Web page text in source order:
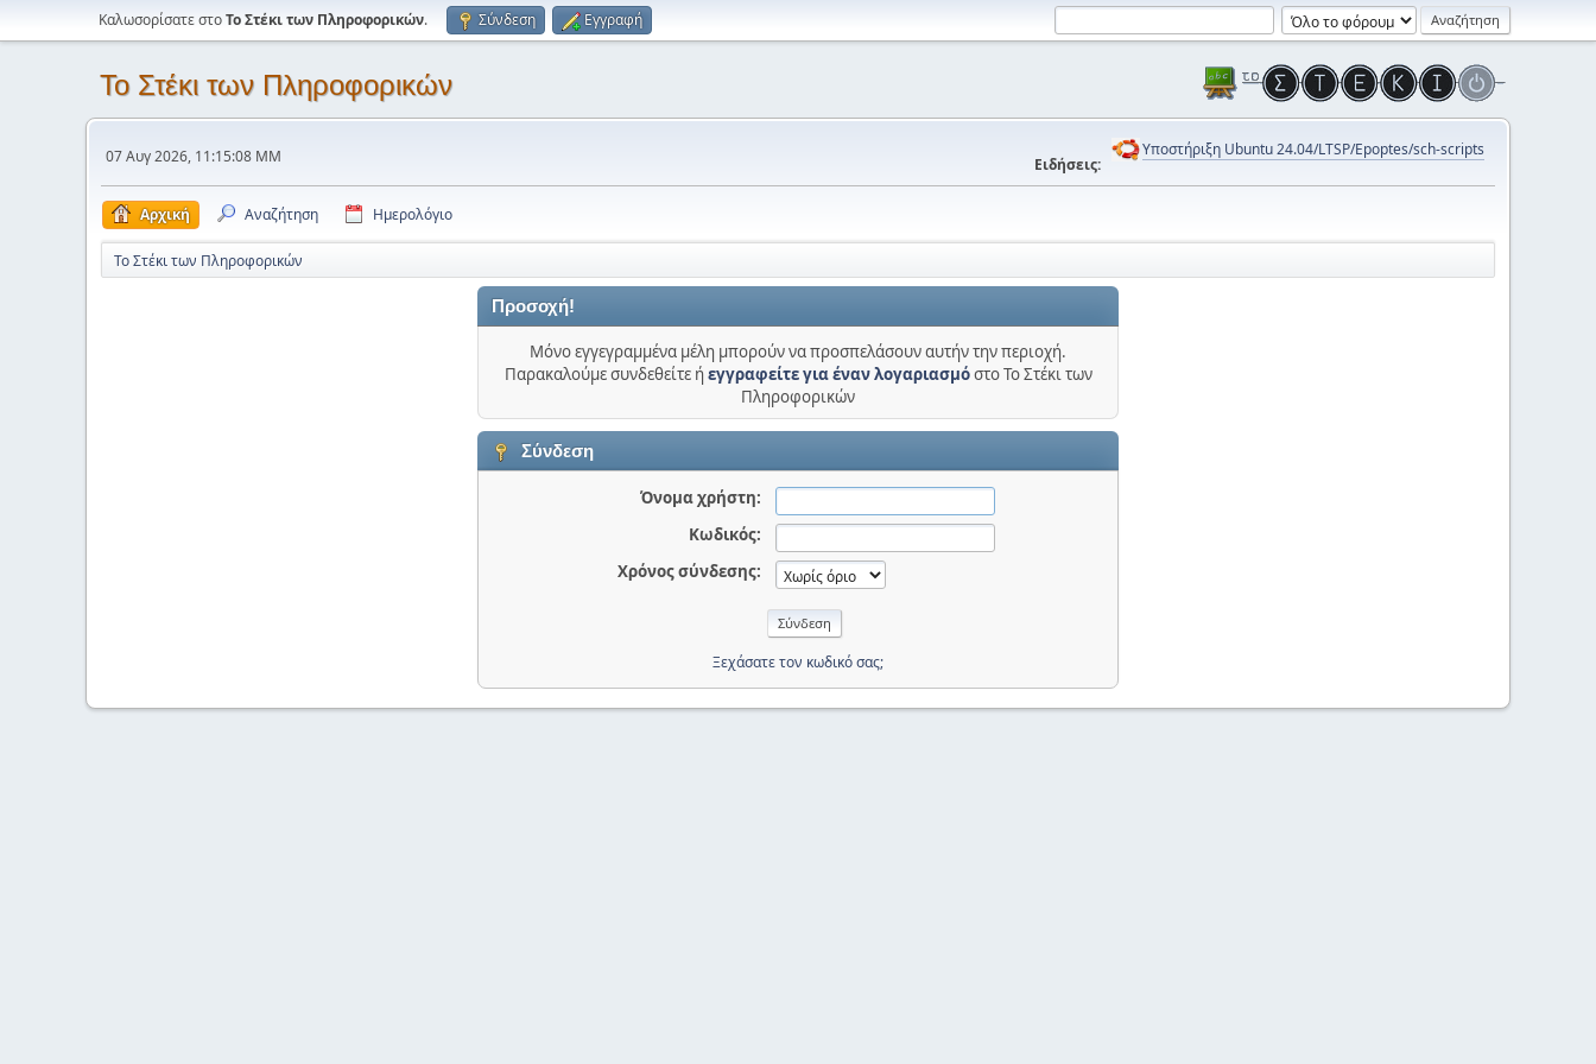
Καλωσορίσατε στοΤο Στέκι των Πληροφορικών. Σύνδεση Εγγραφή
Το Στέκι των Πληροφορικών
07 Αυγ 2026, 11:15:08 ΜΜ Ειδήσεις:
Υποστήριξη Ubuntu 24.04/LTSP/Epoptes/sch-scripts
Αρχική Αναζήτηση Ημερολόγιο
Το Στέκι των Πληροφορικών
Προσοχή!
Μόνο εγγεγραμμένα μέλη μπορούν να προσπελάσουν αυτήν την περιοχή.
Παρακαλούμε συνδεθείτε ήεγγραφείτε για έναν λογαριασμόστο Το Στέκι των
Πληροφορικών
Σύνδεση
Όνομα χρήστη:
Κωδικός:
Χρόνος σύνδεσης:
Ξεχάσατε τον κωδικό σας;